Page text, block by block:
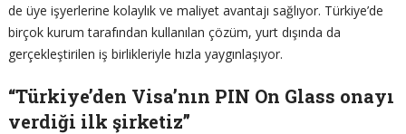
de üye işyerlerine kolaylık ve maliyet avantajı sağlıyor. Türkiye’de
birçok kurum tarafından kullanılan çözüm, yurt dışında da
gerçekleştirilen iş birlikleriyle hızla yaygınlaşıyor.
“Türkiye’den Visa’nın PIN On Glass onayı
verdiği ilk şirketiz”